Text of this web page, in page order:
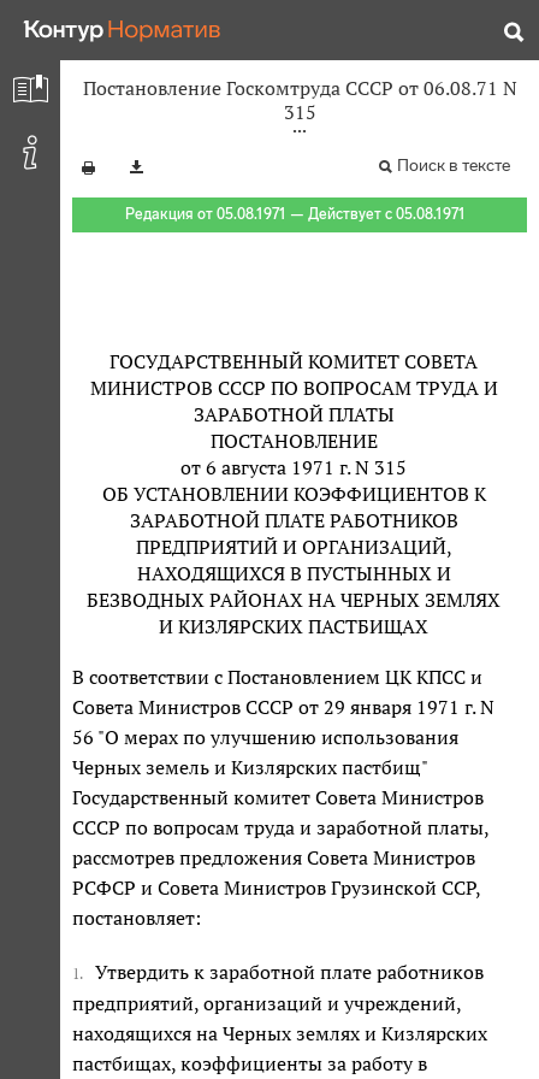
Постановление Госкомтруда СССР от 06.08.71 N
315
Поиск в тексте
Редакция от 05.08.1971 — Действует с 05.08.1971
ГОСУДАРСТВЕННЫЙ КОМИТЕТ СОВЕТА
МИНИСТРОВ СССР ПО ВОПРОСАМ ТРУДА И
ЗАРАБОТНОЙ ПЛАТЫ
ПОСТАНОВЛЕНИЕ
от 6 августа 1971 г. N 315
ОБ УСТАНОВЛЕНИИ КОЭФФИЦИЕНТОВ К
ЗАРАБОТНОЙ ПЛАТЕ РАБОТНИКОВ
ПРЕДПРИЯТИЙ И ОРГАНИЗАЦИЙ,
НАХОДЯЩИХСЯ В ПУСТЫННЫХ И
БЕЗВОДНЫХ РАЙОНАХ НА ЧЕРНЫХ ЗЕМЛЯХ
И КИЗЛЯРСКИХ ПАСТБИЩАХ
В соответствии с Постановлением ЦК КПСС и
Совета Министров СССР от 29 января 1971 г. N
56 "О мерах по улучшению использования
Черных земель и Кизлярских пастбищ"
Государственный комитет Совета Министров
СССР по вопросам труда и заработной платы,
рассмотрев предложения Совета Министров
РСФСР и Совета Министров Грузинской ССР,
постановляет:
1.
Утвердить к заработной плате работников
предприятий, организаций и учреждений,
находящихся на Черных землях и Кизлярских
пастбищах, коэффициенты за работу в